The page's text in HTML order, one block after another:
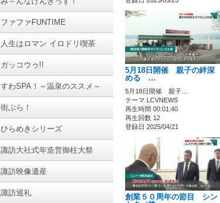
ファファFUNTIME
人生はロマン イロドリ喫茶
ガッコウゥ!!
すわSPA！～温泉のススメ～
街ぶら！
ひらめきシリーズ
諏訪大社式年造営御柱大祭
諏訪映像遺産
諏訪巡礼
5月18日開催 親子の絆深
める …
5月18日開催 親子…
テーマ LCVNEWS
再生時間 00:01:40
再生回数 12
登録日 2025/04/21
創業５０周年の節目 シン